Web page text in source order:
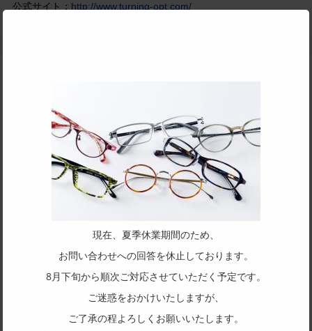
公式サイト： http://www.turning-opt.com/
TS-715
TS-719
現在、夏季休業期間のため、
お問い合わせへの回答を休止しております。
8月下旬から順次ご対応させていただく予定です。
ご迷惑をおかけいたしますが、
ご了承の程よろしくお願いいたします。